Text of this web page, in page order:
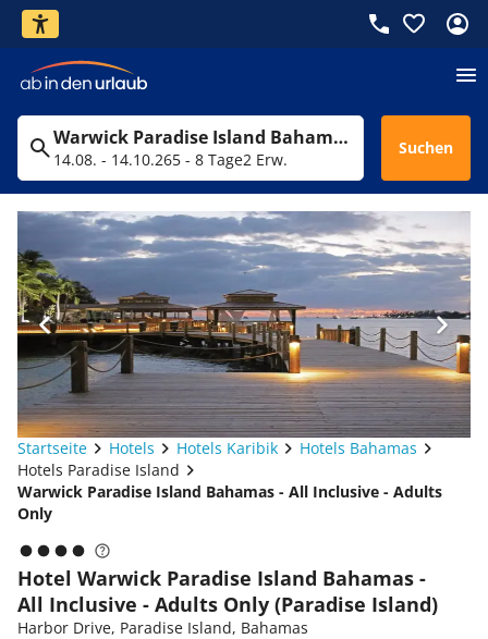
Warwick Paradise Island Bahamas - All Inclusive - Adults Only
14.08. - 14.10.265 - 8 Tage2 Erw.
Suchen
Startseite Hotels Hotels Karibik
Hotels Bahamas
Hotels Paradise Island
Warwick Paradise Island Bahamas - All Inclusive - Adults
Only
Hotel Warwick Paradise Island Bahamas -
All Inclusive - Adults Only (Paradise Island)
Harbor Drive, Paradise Island, Bahamas